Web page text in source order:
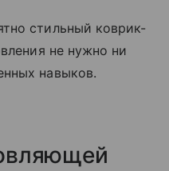
стильный коврик-
не нужно ни
навыков.